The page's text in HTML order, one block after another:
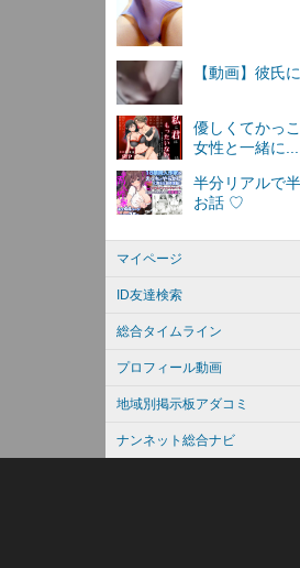
マイページ
ID友達検索
総合タイムライン
プロフィール動画
地域別掲示板アダコミ
ナンネット総合ナビ